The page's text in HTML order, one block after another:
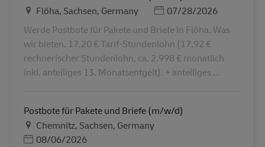
Местоположение
Flöha, Sachsen, Germany Дата публикации
07/28/2026
Werde Postbote für Pakete und Briefe in Flöha. Was
wir bieten. 17,20 € Tarif-Stundenlohn (17,92 €
rechnerischer Stundenlohn, ca. 2.998 € monatlich
inkl. anteiliges 13. Monatsentgelt). + anteiliges ...
Postbote für Pakete und Briefe (m/w/d)
Местоположение
Chemnitz, Sachsen, Germany
Дата публикации
08/06/2026